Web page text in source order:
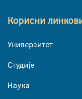
Корисни
Универзитет
Студије
Наука